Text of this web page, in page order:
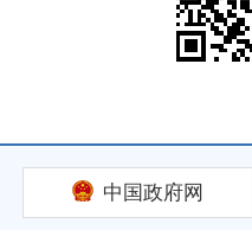
中国政府网